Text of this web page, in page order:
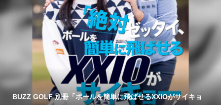
BUZZ GOLF 別冊「ボールを簡単に飛ばせるXXIOがサイキョ